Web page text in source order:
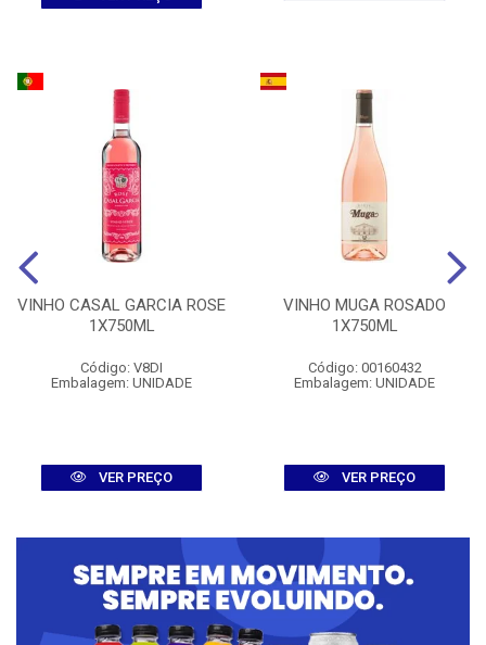
VINHO CASAL GARCIA ROSE
1X750ML
Código: V8DI
Embalagem: UNIDADE
VER PREÇO
VINHO MUGA ROSADO
1X750ML
Código: 00160432
Embalagem: UNIDADE
VER PREÇO